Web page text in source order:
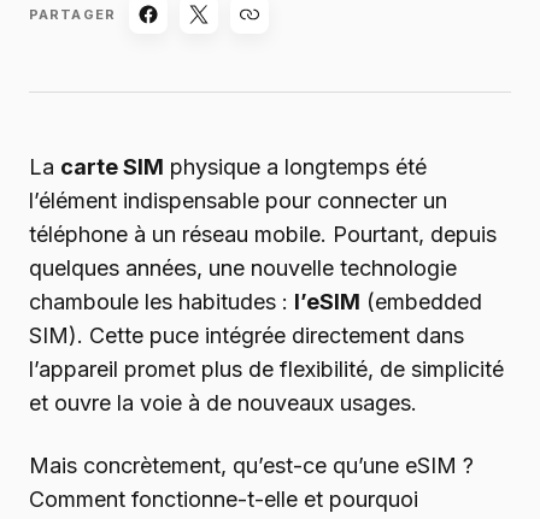
PARTAGER
La carte SIM physique a longtemps été
l’élément indispensable pour connecter un
téléphone à un réseau mobile. Pourtant, depuis
quelques années, une nouvelle technologie
chamboule les habitudes : l’eSIM (embedded
SIM). Cette puce intégrée directement dans
l’appareil promet plus de flexibilité, de simplicité
et ouvre la voie à de nouveaux usages.
Mais concrètement, qu’est-ce qu’une eSIM ?
Comment fonctionne-t-elle et pourquoi